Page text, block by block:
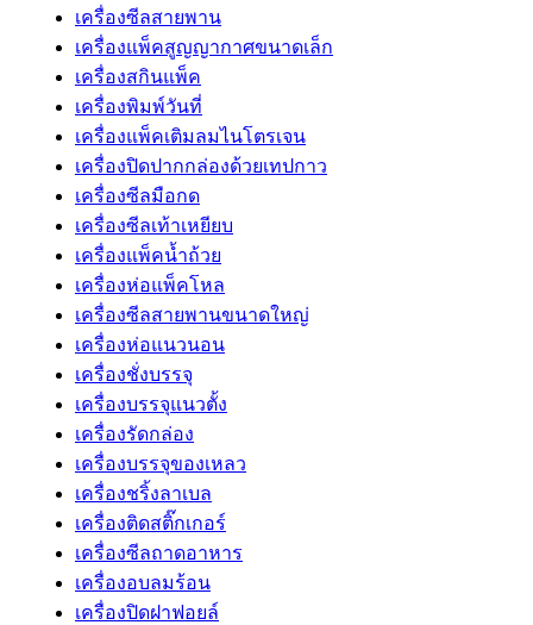
เครื่องซีลสายพาน
เครื่องแพ็คสูญญากาศขนาดเล็ก
เครื่องสกินแพ็ค
เครื่องพิมพ์วันที่
เครื่องแพ็คเติมลมไนโตรเจน
เครื่องปิดปากกล่องด้วยเทปกาว
เครื่องซีลมือกด
เครื่องซีลเท้าเหยียบ
เครื่องแพ็คน้ำถ้วย
เครื่องห่อแพ็คโหล
เครื่องซีลสายพานขนาดใหญ่
เครื่องห่อแนวนอน
เครื่องชั่งบรรจุ
เครื่องบรรจุแนวตั้ง
เครื่องรัดกล่อง
เครื่องบรรจุของเหลว
เครื่องชริ้งลาเบล
เครื่องติดสติ๊กเกอร์
เครื่องซีลถาดอาหาร
เครื่องอบลมร้อน
เครื่องปิดฝาฟอยล์